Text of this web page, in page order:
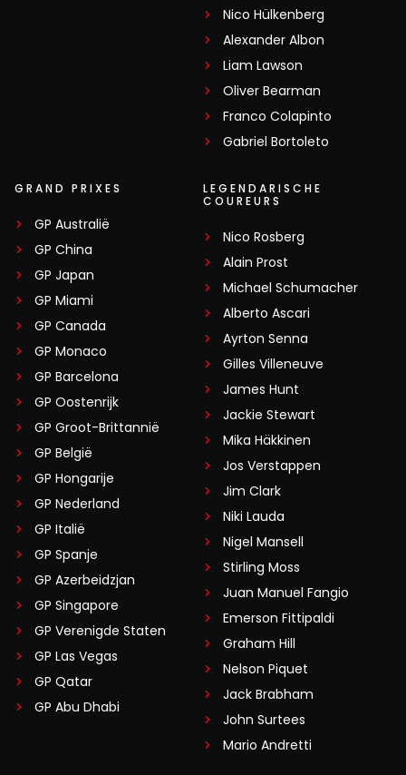
Nico Hülkenberg
Alexander Albon
Liam Lawson
Oliver Bearman
Franco Colapinto
Gabriel Bortoleto
GRAND PRIXES
GP Australië
GP China
GP Japan
GP Miami
GP Canada
GP Monaco
GP Barcelona
GP Oostenrijk
GP Groot-Brittannië
GP België
GP Hongarije
GP Nederland
GP Italië
GP Spanje
GP Azerbeidzjan
GP Singapore
GP Verenigde Staten
GP Las Vegas
GP Qatar
GP Abu Dhabi
LEGENDARISCHE
COUREURS
Nico Rosberg
Alain Prost
Michael Schumacher
Alberto Ascari
Ayrton Senna
Gilles Villeneuve
James Hunt
Jackie Stewart
Mika Häkkinen
Jos Verstappen
Jim Clark
Niki Lauda
Nigel Mansell
Stirling Moss
Juan Manuel Fangio
Emerson Fittipaldi
Graham Hill
Nelson Piquet
Jack Brabham
John Surtees
Mario Andretti